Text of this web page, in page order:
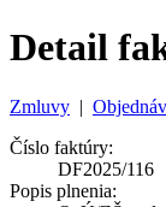
Detail
Zmluvy |
Číslo faktúry:
DF2025/116
Popis plnenia: